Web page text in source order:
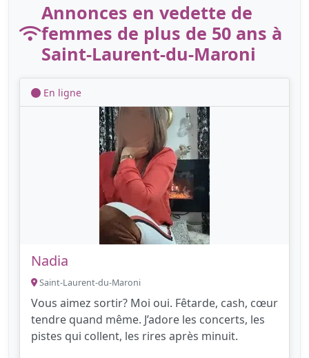
Annonces en vedette de
femmes de plus de 50 ans à
Saint-Laurent-du-Maroni
En ligne
Nadia
Saint-Laurent-du-Maroni
Vous aimez sortir? Moi oui. Fêtarde, cash, cœur
tendre quand même. J’adore les concerts, les
pistes qui collent, les rires après minuit.